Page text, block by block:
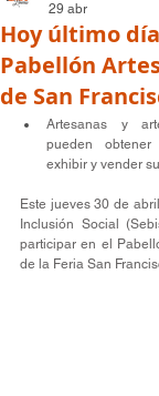
Hoy último
Pabellón
de San
29 abr
Artesanas y
pueden
exhibir y vender
Este jueves 30 de
Inclusión Social
participar en el
de la Feria San